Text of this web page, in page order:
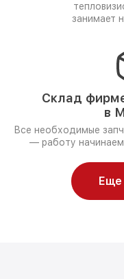
занимает
Склад
в
Все необходимые
— работу
Еще